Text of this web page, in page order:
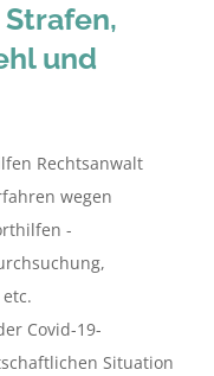
und
Rechtsanwalt
wegen
-
Covid-19-
Situation